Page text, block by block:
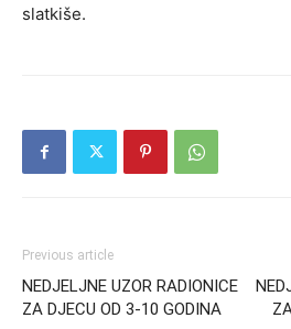
slatkiše.
Previous article
NEDJELJNE UZOR RADIONICE
ZA DJECU OD 3-10 GODINA